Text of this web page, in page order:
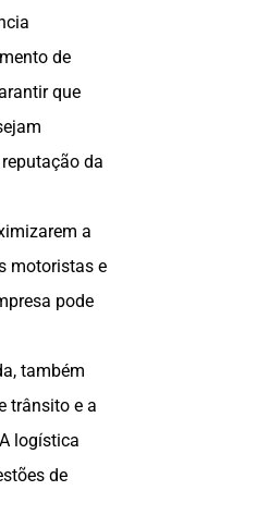
de
que
da
a
motoristas e
pode
também
trânsito e a
logística
de